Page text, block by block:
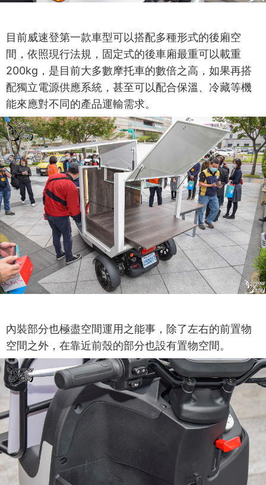
目前威速登第一款車型可以搭配多種形式的後廂空
間，依照現行法規，固定式的後車廂最重可以載重
200kg，是目前大多數摩托車的數倍之高，如果再搭
配獨立電源供應系統，甚至可以配合保溫、冷藏等機
能來應對不同的產品運輸需求。
內裝部分也極盡空間運用之能事，除了左右的前置物
空間之外，在靠近前殼的部分也設有置物空間。